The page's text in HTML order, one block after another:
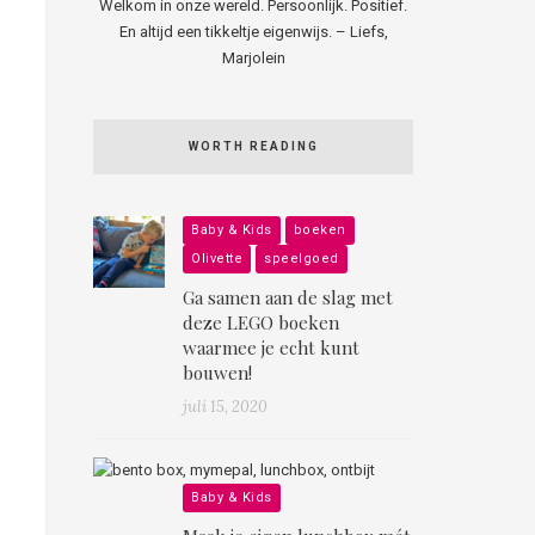
Welkom in onze wereld. Persoonlijk. Positief.
En altijd een tikkeltje eigenwijs. – Liefs,
Marjolein
WORTH READING
Baby & Kids
boeken
Olivette
speelgoed
Ga samen aan de slag met
deze LEGO boeken
waarmee je echt kunt
bouwen!
juli 15, 2020
Baby & Kids